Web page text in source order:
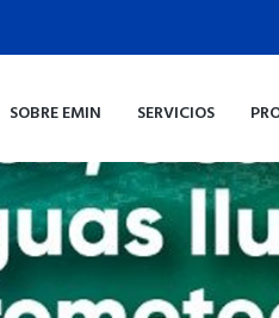
SOBRE EMIN SERVICIOS